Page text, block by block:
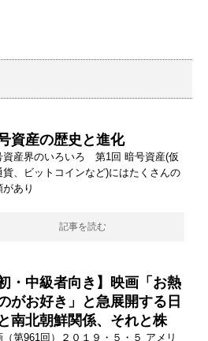
資産の歴史と進化
資産界のいろいろ 第1回 暗号資産(仮
貨、ビットコインなど)にはたくさんの
があり
記事を読む
初・中級者向き】映画「お熱
がお好き」と急展開する日
南北朝鮮関係、それと株
（第961回）２０１９・５・５ アメリ